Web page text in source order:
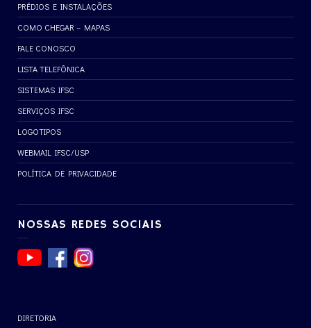
PRÉDIOS E INSTALAÇÕES
COMO CHEGAR – MAPAS
FALE CONOSCO
LISTA TELEFÔNICA
SISTEMAS IFSC
SERVIÇOS IFSC
LOGOTIPOS
WEBMAIL IFSC/USP
POLÍTICA DE PRIVACIDADE
NOSSAS REDES SOCIAIS
DIRETORIA